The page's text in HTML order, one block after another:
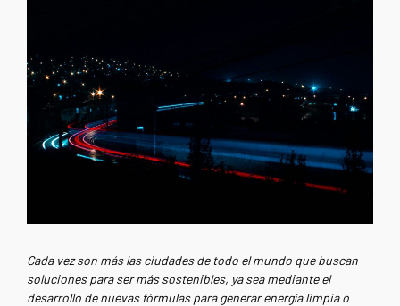
Cada vez son más las ciudades de todo el mundo que buscan
soluciones para ser más sostenibles, ya sea mediante el
desarrollo de nuevas fórmulas para generar energía limpia o